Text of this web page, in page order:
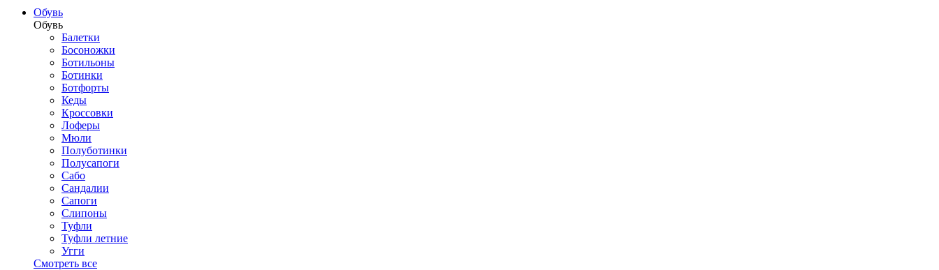
Обувь
Обувь
Балетки
Босоножки
Ботильоны
Ботинки
Ботфорты
Кеды
Кроссовки
Лоферы
Мюли
Полуботинки
Полусапоги
Сабо
Сандалии
Сапоги
Слипоны
Туфли
Туфли летние
Угги
Смотреть все